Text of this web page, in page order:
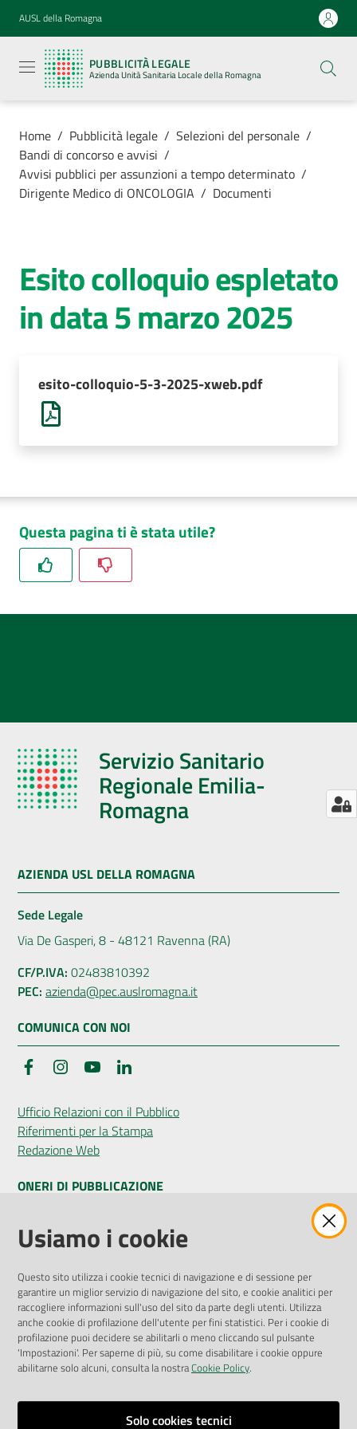
Vai al contenuto
Vai alla navigazione
Vai al footer
AUSL della Romagna
PUBBLICITÀ LEGALE
Azienda Unità Sanitaria Locale della Romagna
legale
Azienda
Unità
Locale della
Servizi
Luoghi di
cura
AUSL
Comunica
Home / Pubblicità legale / Selezioni del personale /
Bandi di concorso e avvisi /
Avvisi pubblici per assunzioni a tempo determinato /
Dirigente Medico di ONCOLOGIA / Documenti
Esito colloquio espletato
in data 5 marzo 2025
esito-colloquio-5-3-2025-xweb.pdf
Questa pagina ti è stata utile?
Servizio Sanitario
Regionale Emilia-
Romagna
AZIENDA USL DELLA ROMAGNA
Sede Legale
Via De Gasperi, 8 - 48121 Ravenna (RA)
CF/P.IVA: 02483810392
PEC: azienda@pec.auslromagna.it
COMUNICA CON NOI
FacebookInstagramYouTube
Ufficio Relazioni con il Pubblico
Riferimenti per la Stampa
Redazione Web
ONERI DI PUBBLICAZIONE
Amministrazione Trasparente
Pubblicità legale
Privacy Policy
Attuazione Misure PNRR
Liste di Attesa
ENTI, IMPRESE E PARTNER
Fatturazione Elettronica
Usiamo i cookie
Questo sito utilizza i cookie tecnici di navigazione e di sessione per
garantire un miglior servizio di navigazione del sito, e cookie analitici per
raccogliere informazioni sull'uso del sito da parte degli utenti. Utilizza
anche cookie di profilazione dell'utente per fini statistici. Per i cookie di
profilazione puoi decidere se abilitarli o meno cliccando sul pulsante
'Impostazioni'. Per saperne di più, su come disabilitare i cookie oppure
abilitarne solo alcuni, consulta la nostraCookie Policy.
Solo cookies tecnici